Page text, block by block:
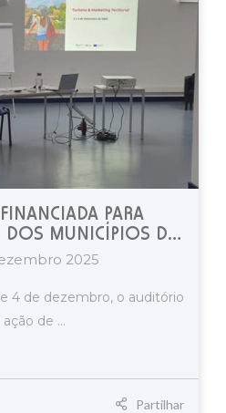
PARA
DOS MUNICÍPIOS DO
ALENTEJO
2025
4 de dezembro, o auditório
da CIMBAL recebeu a ação de ...
Partilhar